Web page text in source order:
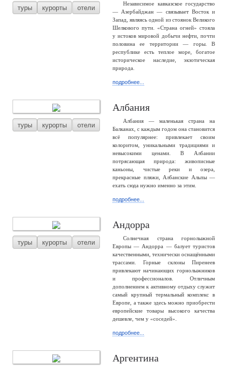
туры курорты отели
Независимое кавказское государство
— Азербайджан — связывает Восток и
Запад, являясь одной из стоянок Великого
Шелкового пути. «Страна огней» стояла
у истоков мировой добычи нефти, почти
половина ее территории — горы. В
республике есть теплое море, богатое
историческое наследие, экзотическая
природа.
подробнее...
туры курорты отели
Албания
Албания — маленькая страна на
Балканах, с каждым годом она становится
всё популярнее: привлекает своим
колоритом, уникальными традициями и
невысокими ценами. В Албании
потрясающая природа: живописные
каньоны, чистые реки и озера,
прекрасные пляжи, Албанские Альпы —
ехать сюда нужно именно за этим.
подробнее...
туры курорты отели
Андорра
Солнечная страна горнолыжной
Европы — Андорра — балует туристов
качественными, технически оснащёнными
трассами. Горные склоны Пиренеев
привлекают начинающих горнолыжников
и профессионалов. Отличным
дополнением к активному отдыху служит
самый крупный термальный комплекс в
Европе, а также здесь можно приобрести
европейские товары высокого качества
дешевле, чем у «соседей».
подробнее...
Аргентина